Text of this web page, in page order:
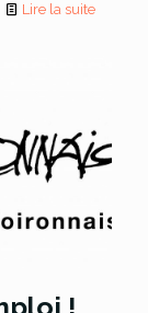
Lire la suite
!